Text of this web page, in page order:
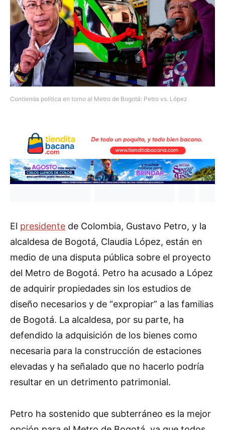
Contienda política en torno al Metro de Bogotá: Petro vs. López
El presidente de Colombia, Gustavo Petro, y la
alcaldesa de Bogotá, Claudia López, están en
medio de una disputa pública sobre el proyecto
del Metro de Bogotá. Petro ha acusado a López
de adquirir propiedades sin los estudios de
diseño necesarios y de “expropiar” a las familias
de Bogotá. La alcaldesa, por su parte, ha
defendido la adquisición de los bienes como
necesaria para la construcción de estaciones
elevadas y ha señalado que no hacerlo podría
resultar en un detrimento patrimonial.
Petro ha sostenido que subterráneo es la mejor